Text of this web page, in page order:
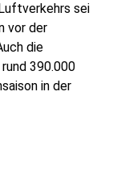
sei
vor der
die
390.000
in der